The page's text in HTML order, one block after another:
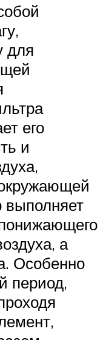
для
его
и
выполняет
а
Особенно
период,